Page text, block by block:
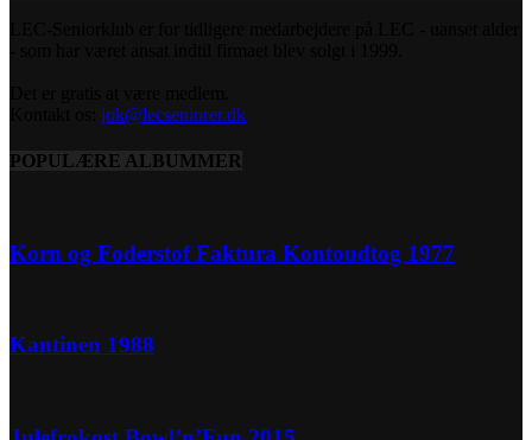
jok@lecseniorer.dk
POPULÆRE ALBUMMER
Korn og Foderstof Faktura Kontoudtog 1977
Kantinen 1988